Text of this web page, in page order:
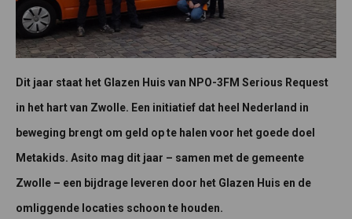
Dit jaar staat het Glazen Huis van NPO-3FM Serious Request
in het hart van Zwolle. Een initiatief dat heel Nederland in
beweging brengt om geld op te halen voor het goede doel
Metakids. Asito mag dit jaar – samen met de gemeente
Zwolle – een bijdrage leveren door het Glazen Huis en de
omliggende locaties schoon te houden.